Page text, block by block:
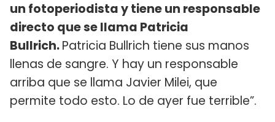
un fotoperiodista y tiene un responsable
directo que se llama Patricia
Bullrich.Patricia Bullrich tiene sus manos
llenas de sangre. Y hay un responsable
arriba que se llama Javier Milei, que
permite todo esto. Lo de ayer fue terrible”.